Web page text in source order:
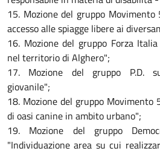
15. Mozione del gruppo
accesso alle spiagge libere ai
16. Mozione del gruppo Forza
nel territorio di Alghero";
17. Mozione del gruppo P.D.
giovanile";
18. Mozione del gruppo Movimento
di oasi canine in ambito urbano";
19. Mozione del gruppo
"Individuazione area su cui